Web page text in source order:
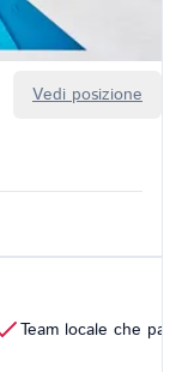
Vedi posizione
Team locale che